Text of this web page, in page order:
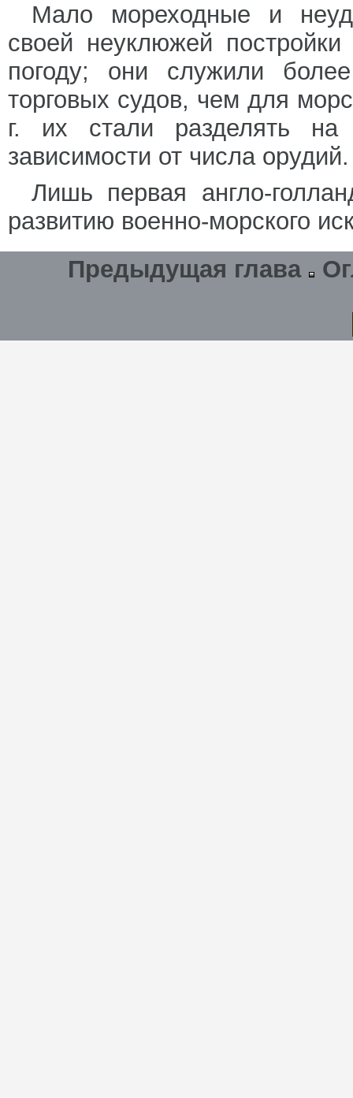
Мало мореходные и
своей неуклюжей
погоду; они служили
торговых судов, чем для
г. их стали разделять
зависимости от числа орудий.
Лишь первая англо-
развитию военно-морского
Предыдущая глава